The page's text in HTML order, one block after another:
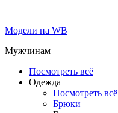
Модели на WB
Мужчинам
Посмотреть всё
Одежда
Посмотреть всё
Брюки